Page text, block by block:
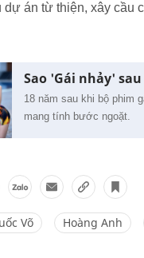
án từ thiện, xây cầu
Sao 'Gái nhảy'
18 năm sau khi bộ phim
mang tính bước ngoặt.
Võ Hoàng Anh